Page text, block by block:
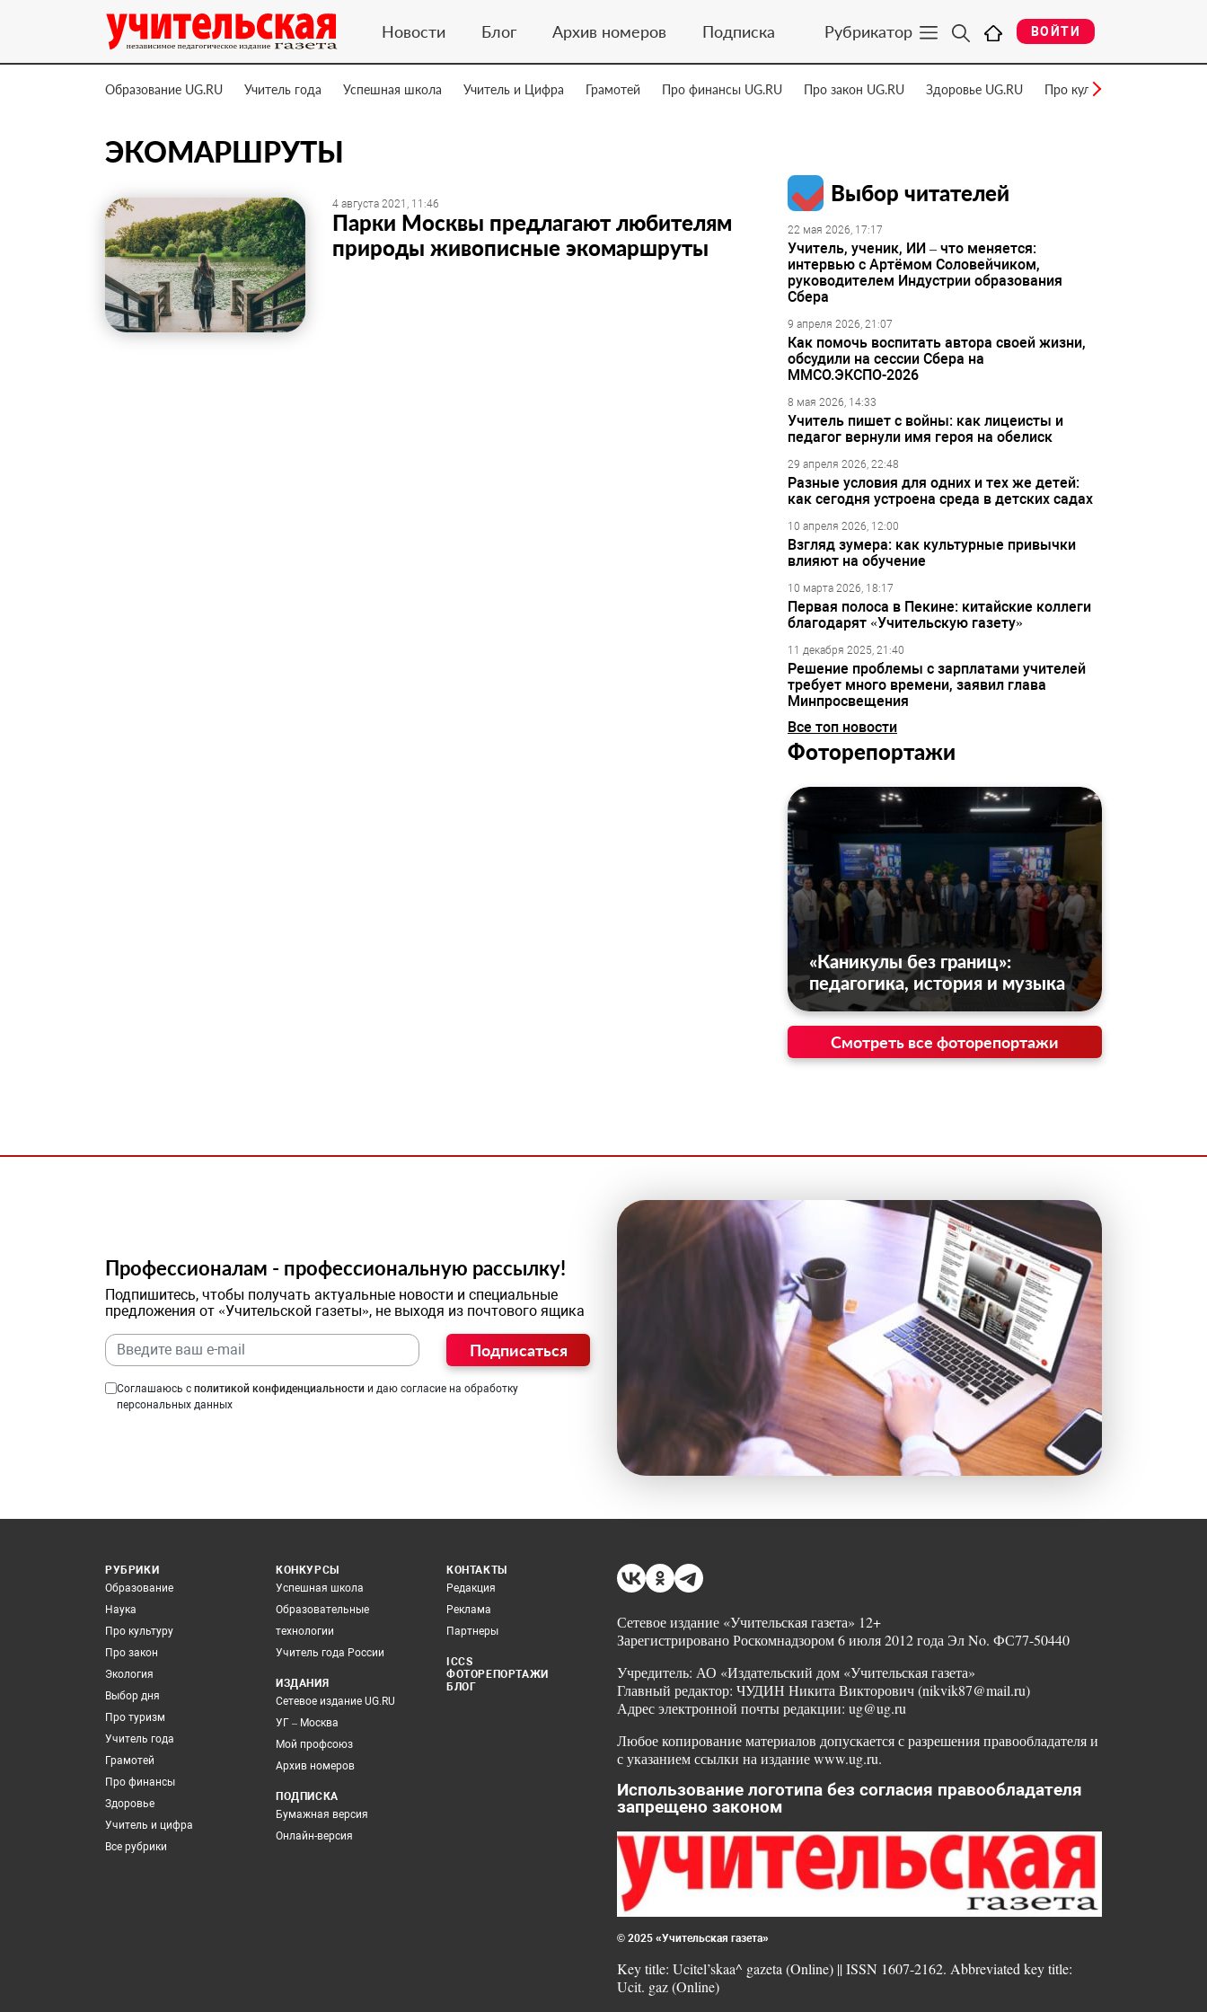
Новости Блог Архив номеров Подписка Рубрикатор ВОЙТИ
Образование UG.RU Учитель года Успешная школа Учитель и Цифра Грамотей Про финансы UG.RU Про закон UG.RU Здоровье UG.RU Про культуру UG.RU
ЭКОМАРШРУТЫ
4 августа 2021, 11:46
Парки Москвы предлагают любителям
природы живописные экомаршруты
Выбор читателей
22 мая 2026, 17:17
Учитель, ученик, ИИ – что меняется:
интервью с Артёмом Соловейчиком,
руководителем Индустрии образования
Сбера
9 апреля 2026, 21:07
Как помочь воспитать автора своей жизни,
обсудили на сессии Сбера на
ММСО.ЭКСПО-2026
8 мая 2026, 14:33
Учитель пишет с войны: как лицеисты и
педагог вернули имя героя на обелиск
29 апреля 2026, 22:48
Разные условия для одних и тех же детей:
как сегодня устроена среда в детских садах
10 апреля 2026, 12:00
Взгляд зумера: как культурные привычки
влияют на обучение
10 марта 2026, 18:17
Первая полоса в Пекине: китайские коллеги
благодарят «Учительскую газету»
11 декабря 2025, 21:40
Решение проблемы с зарплатами учителей
требует много времени, заявил глава
Минпросвещения
Все топ новости
Фоторепортажи
«Каникулы без границ»:
педагогика, история и музыка
Смотреть все фоторепортажи
Профессионалам - профессиональную рассылку!
Подпишитесь, чтобы получать актуальные новости и специальные
предложения от «Учительской газеты», не выходя из почтового ящика
Подписаться
Соглашаюсь с политикой конфиденциальности и даю согласие на обработку
персональных данных
РУБРИКИ
Образование
Наука
Про культуру
Про закон
Экология
Выбор дня
Про туризм
Учитель года
Грамотей
Про финансы
Здоровье
Учитель и цифра
Все рубрики
КОНКУРСЫ
Успешная школа
Образовательные
технологии
Учитель года России
ИЗДАНИЯ
Сетевое издание UG.RU
УГ – Москва
Мой профсоюз
Архив номеров
ПОДПИСКА
Бумажная версия
Онлайн-версия
КОНТАКТЫ
Редакция
Реклама
Партнеры
ICCS
ФОТОРЕПОРТАЖИ
БЛОГ
Сетевое издание «Учительская газета» 12+
Зарегистрировано Роскомнадзором 6 июля 2012 года Эл No. ФС77-50440
Учредитель: АО «Издательский дом «Учительская газета»
Главный редактор: ЧУДИН Никита Викторович (nikvik87@mail.ru)
Адрес электронной почты редакции: ug@ug.ru
Любое копирование материалов допускается с разрешения правообладателя и
с указанием ссылки на издание www.ug.ru.
Использование логотипа без согласия правообладателя
запрещено законом
© 2025 «Учительская газета»
Key title: Ucitel’skaa^ gazeta (Online) || ISSN 1607-2162. Abbreviated key title:
Ucit. gaz (Online)